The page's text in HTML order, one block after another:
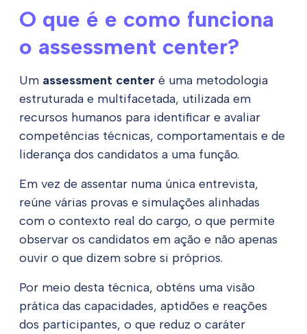
O que é e como funciona
o assessment center?
Um assessment center é uma metodologia
estruturada e multifacetada, utilizada em
recursos humanos para identificar e avaliar
competências técnicas, comportamentais e de
liderança dos candidatos a uma função.
Em vez de assentar numa única entrevista,
reúne várias provas e simulações alinhadas
com o contexto real do cargo, o que permite
observar os candidatos em ação e não apenas
ouvir o que dizem sobre si próprios.
Por meio desta técnica, obténs uma visão
prática das capacidades, aptidões e reações
dos participantes, o que reduz o caráter